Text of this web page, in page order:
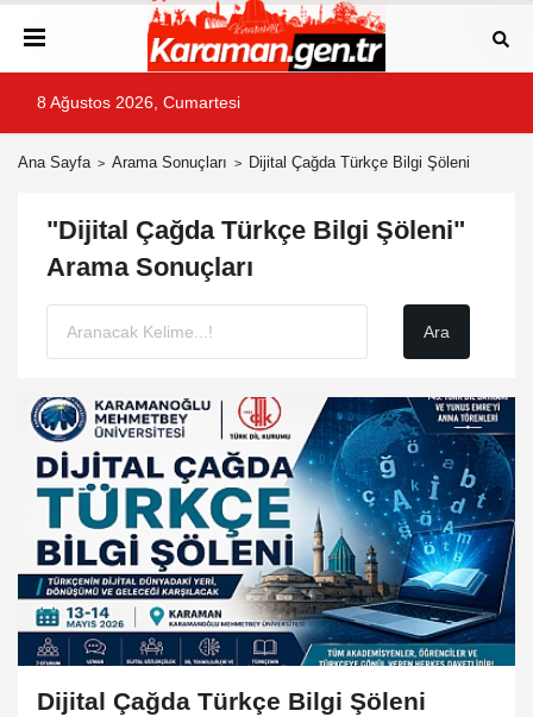
8 Ağustos 2026, Cumartesi
Ana Sayfa Arama Sonuçları Dijital Çağda Türkçe Bilgi Şöleni
"Dijital Çağda Türkçe Bilgi Şöleni"
Arama Sonuçları
Dijital Çağda Türkçe Bilgi Şöleni